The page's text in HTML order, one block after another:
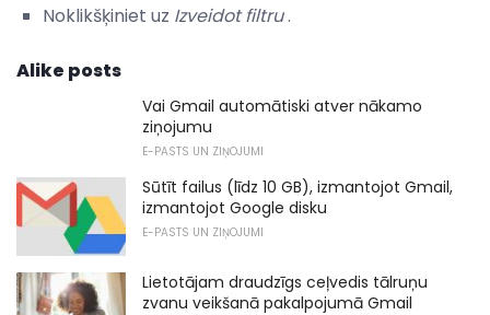
Noklikšķiniet uz Izveidot filtru.
Alike posts
Vai Gmail automātiski atver nākamo
ziņojumu
E-PASTS UN ZIŅOJUMI
Sūtīt failus (līdz 10 GB), izmantojot Gmail,
izmantojot Google disku
E-PASTS UN ZIŅOJUMI
Lietotājam draudzīgs ceļvedis tālruņu
zvanu veikšanā pakalpojumā Gmail